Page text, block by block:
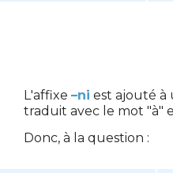
L'affixe –ni est ajouté à
traduit avec le mot "à"
Donc, à la question :